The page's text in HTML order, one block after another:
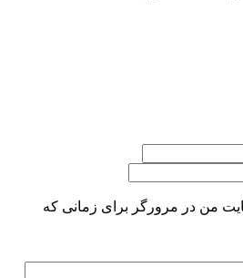
من در مرورگر برای زمانی که